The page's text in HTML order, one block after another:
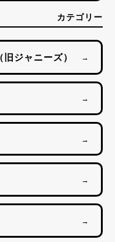
カテゴリー
ジャニーズ） →
→
→
→
→